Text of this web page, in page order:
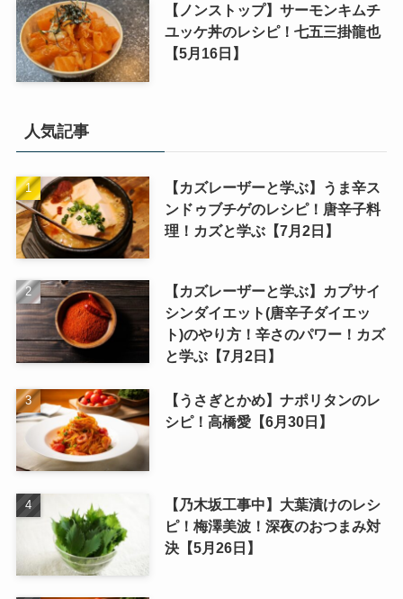
【ノンストップ】サーモンキムチ
ユッケ丼のレシピ！七五三掛龍也
【5月16日】
人気記事
【カズレーザーと学ぶ】うま辛ス
ンドゥブチゲのレシピ！唐辛子料
理！カズと学ぶ【7月2日】
【カズレーザーと学ぶ】カプサイ
シンダイエット(唐辛子ダイエッ
ト)のやり方！辛さのパワー！カズ
と学ぶ【7月2日】
【うさぎとかめ】ナポリタンのレ
シピ！高橋愛【6月30日】
【乃木坂工事中】大葉漬けのレシ
ピ！梅澤美波！深夜のおつまみ対
決【5月26日】